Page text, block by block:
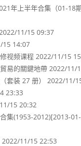
年上半年合集（01-18
11/15 09:37
15 14:07
视频课程 2022/11/15
易的關鍵地帶 2022/11/
套装 27 册） 2022/11/
23:33
15 20:32
集(1953-2012)[2013-
2022/11/15 22:53